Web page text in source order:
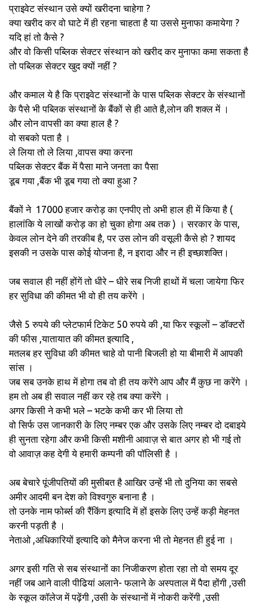
प्राइवेट संस्थान उसे क्यों खरीदना चाहेगा ?
क्या खरीद कर वो घाटे में ही रहना चाहता है या उससे मुनाफा कमायेगा ?
यदि हां तो कैसे ?
और वो किसी पब्लिक सेक्टर संस्थान को खरीद कर मुनाफा कमा सकता है
तो पब्लिक सेक्टर खुद क्यों नहीं ?
और कमाल ये है कि प्राइवेट संस्थानों के पास पब्लिक सेक्टर के संस्थानों
के पैसे भी पब्लिक संस्थानों के बैंकों से ही आते है,लोन की शक्ल में ।
और लोन वापसी का क्या हाल है ?
वो सबको पता है ।
ले लिया तो ले लिया ,वापस क्या करना
पब्लिक सेक्टर बैंक में पैसा माने जनता का पैसा
डूब गया ,बैंक भी डूब गया तो क्या हुआ ?
बैंकों ने ₹ 17000 हजार करोड़ का एनपीए तो अभी हाल ही में किया है (
हालांकि ये लाखों करोड़ का हो चुका होगा अब तक ) । सरकार के पास,
केवल लोन देने की तरकीब है, पर उस लोन की वसूली कैसे हो ? शायद
इसकी न उसके पास कोई योजना है, न इरादा और न ही इच्छाशक्ति।
जब सवाल ही नहीं होंगें तो धीरे – धीरे सब निजी हाथों में चला जायेगा फिर
हर सुविधा की कीमत भी वो ही तय करेंगे ।
जैसे 5 रुपये की प्लेटफार्म टिकेट 50 रुपये की ,या फिर स्कूलों – डॉक्टरों
की फीस ,यातायात की कीमत इत्यादि ,
मतलब हर सुविधा की कीमत चाहे वो पानी बिजली हो या बीमारी में आपकी
सांस ।
जब सब उनके हाथ में होगा तब वो ही तय करेंगे आप और मैं कुछ ना करेंगे ।
हम तो अब ही सवाल नहीं कर रहे तब क्या करेंगे ।
अगर किसी ने कभी भले – भटके कभी कर भी लिया तो
वो सिर्फ उस जानकारी के लिए नम्बर एक और उसके लिए नम्बर दो दबाइये
ही सुनता रहेगा और कभी किसी मशीनी आवाज़ से बात अगर हो भी गई तो
वो आवाज़ कह देगी ये हमारी कम्पनी की पॉलिसी है ।
अब बेचारे पूंजीपतियों की मुसीबत है आखिर उन्हें भी तो दुनिया का सबसे
अमीर आदमी बन देश को विश्वगुरु बनाना है ।
तो उनके नाम फोर्ब्स की रैंकिंग इत्यादि में हों इसके लिए उन्हें कड़ी मेहनत
करनी पड़ती है ।
नेताओ ,अधिकारियों इत्यादि को मैनेज करना भी तो मेहनत ही हुई ना ।
अगर इसी गति से सब संस्थानों का निजीकरण होता रहा तो वो समय दूर
नहीं जब आने वाली पीढियां अलाने- फलाने के अस्पताल में पैदा होंगी ,उसी
के स्कूल कॉलेज में पढ़ेंगी ,उसी के संस्थानों में नोकरी करेंगी ,उसी